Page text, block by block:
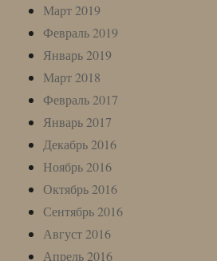
Март 2019
Февраль 2019
Январь 2019
Март 2018
Февраль 2017
Январь 2017
Декабрь 2016
Ноябрь 2016
Октябрь 2016
Сентябрь 2016
Август 2016
Апрель 2016